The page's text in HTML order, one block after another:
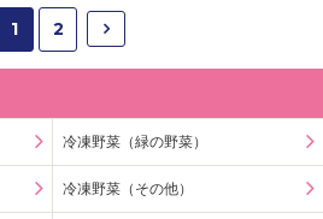
1 2
冷凍野菜（緑の野菜）
冷凍野菜（その他）